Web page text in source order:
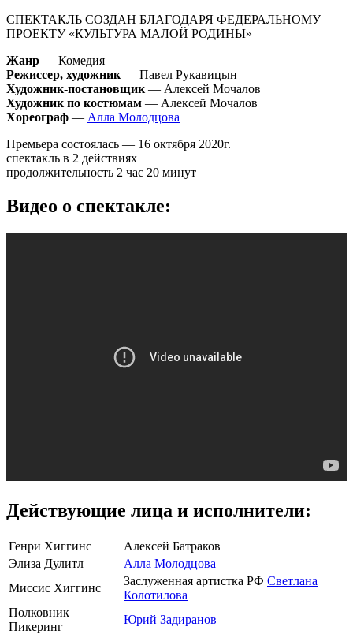
СПЕКТАКЛЬ СОЗДАН БЛАГОДАРЯ ФЕДЕРАЛЬНОМУ
ПРОЕКТУ «КУЛЬТУРА МАЛОЙ РОДИНЫ»
Жанр — Комедия
Режиссер, художник — Павел Рукавицын
Художник-постановщик — Алексей Мочалов
Художник по костюмам — Алексей Мочалов
Хореограф — Алла Молодцова
Премьера состоялась — 16 октября 2020г.
спектакль в 2 действиях
продолжительность 2 час 20 минут
Видео о спектакле:
Действующие лица и исполнители:
Генри Хиггинс
Алексей Батраков
Элиза Дулитл
Алла Молодцова
Миссис Хиггинс
Заслуженная артистка РФ Светлана
Колотилова
Полковник
Пикеринг
Юрий Задиранов